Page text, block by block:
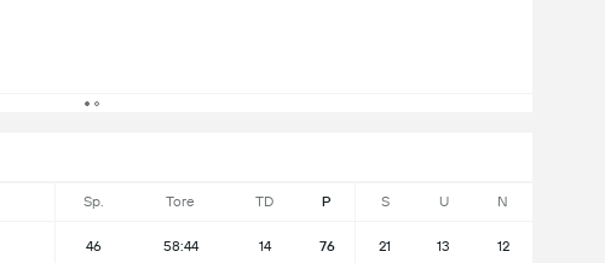
Sp. Tore TD P S U N
46 58:44 14 76 21 13 12